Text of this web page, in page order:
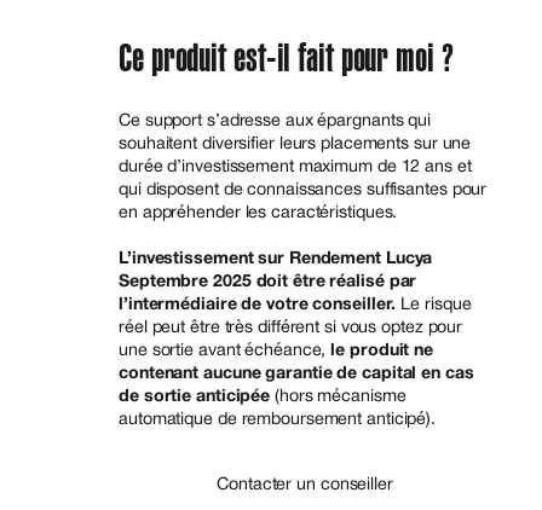
Ce produit est-il fait pour moi ?
Ce support s’adresse aux épargnants qui
souhaitent diversifier leurs placements sur une
durée d’investissement maximum de 12 ans et
qui disposent de connaissances suffisantes pour
en appréhender les caractéristiques.
L’investissement sur Rendement Lucya
Septembre 2025 doit être réalisé par
l’intermédiaire de votre conseiller. Le risque
réel peut être très différent si vous optez pour
une sortie avant échéance,
le produit ne
contenant aucune garantie de capital en cas
de sortie anticipée (hors mécanisme
automatique de remboursement anticipé).
Contacter un conseiller